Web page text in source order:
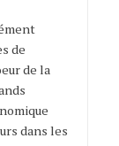
de
de la
dans les